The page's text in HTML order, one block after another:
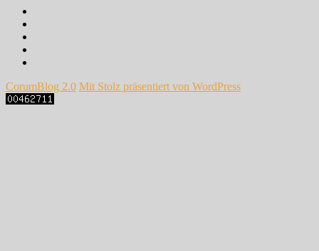
CorumBlog 2.0 Mit Stolz präsentiert von WordPress